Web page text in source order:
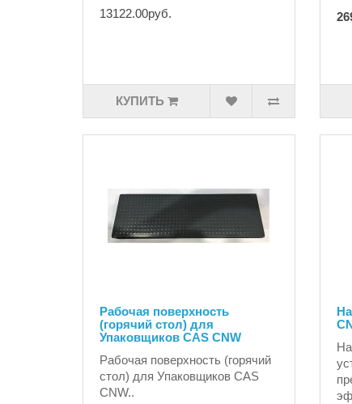
13122.00руб.
КУПИТЬ
Рабочая поверхность
(горячий стол) для
Упаковщиков CAS CNW
Рабочая поверхность (горячий
стол) для Упаковщиков CAS
CNW..